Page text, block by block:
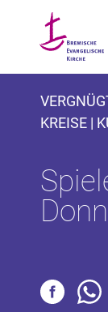
KREISE |